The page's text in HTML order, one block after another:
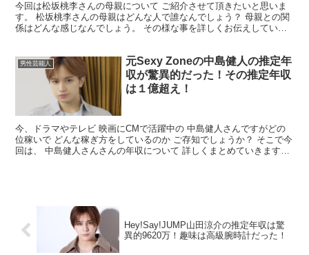
今回は松坂桃李さんの母親について ご紹介させて頂きたいと思いま
す。 松坂桃李さんの母親はどんな人で誰なんでしょう？ 母親との関
係はどんな感じなんでしょう。 その様な事を詳しくお伝えしていき
男性芸能人
元Sexy Zoneの中島健人の推定年
収が驚異的だった！その推定年収
は１億超え！
今、ドラマやテレビ 映画にCMで活躍中の 中島健人さんですがどの
位稼いで どんな稼ぎ方をしているのか ご存知でしょうか？ そこで今
回は、 中島健人さんさんの年収について 詳しくまとめていきますの
Hey!Say!JUMP山田涼介の推定年収は驚
異的9620万！趣味は高級腕時計だった！